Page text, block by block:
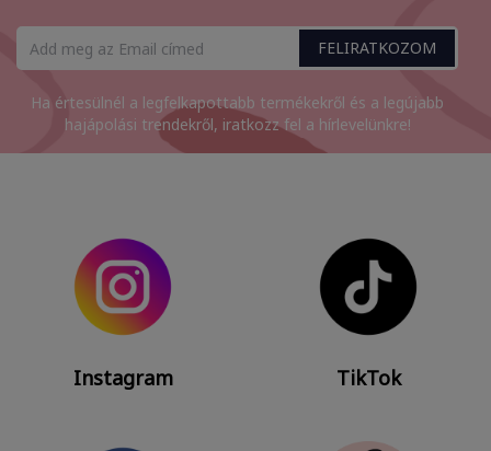
FELIRATKOZOM
Ha értesülnél a legfelkapottabb termékekről és a legújabb
hajápolási trendekről, iratkozz fel a hírlevelünkre!
Instagram TikTok